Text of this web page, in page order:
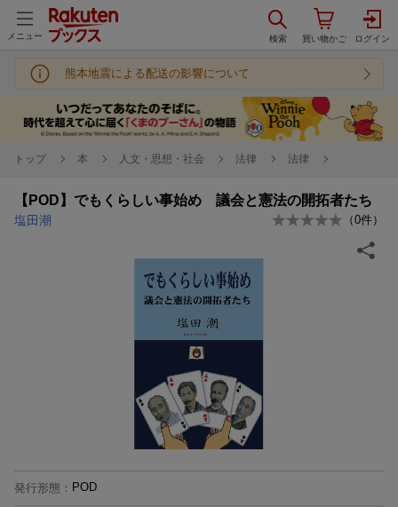
メニュー
熊本地震による配送の影響について
トップ 本 人文・思想・社会 法律 法律
【POD】でもくらしい事始め 議会と憲法の開拓者たち
塩田潮 （0件）
発行形態 ： POD